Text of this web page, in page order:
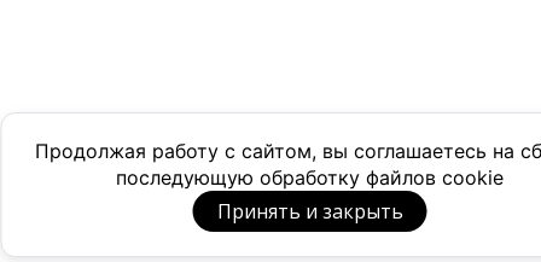
Продолжая работу с сайтом, вы соглашаетесь на
последующую обработку файлов cookie
Принять и закрыть